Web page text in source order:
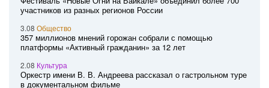
участников из разных регионов России
3.08 Общество
357 миллионов мнений горожан собрали с помощью
платформы «Активный гражданин» за 12 лет
2.08 Культура
Оркестр имени В. В. Андреева рассказал о гастрольном туре
в документальном фильме